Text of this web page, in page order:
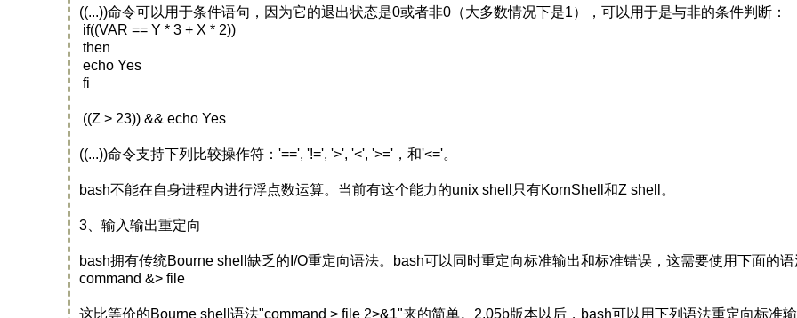
((...))命令可以用于条件语句，因为它的退出状态是0或者非0（大多数情况下是1），可以用于是与非的条件判断：
if((VAR == Y * 3 + X * 2))
then
echo Yes
fi
((Z > 23)) && echo Yes
((...))命令支持下列比较操作符：'==', '!=', '>', '<', '>='，和'<='。
bash不能在自身进程内进行浮点数运算。当前有这个能力的unix shell只有KornShell和Z shell。
3、输入输出重定向
bash拥有传统Bourne shell缺乏的I/O重定向语法。bash可以同时重定向标准输出和标准错误，这需要使用下面的
command &> file
这比等价的Bourne shell语法"command > file 2>&1"来的简单。2.05b版本以后，bash可以用下列语法重定向标准